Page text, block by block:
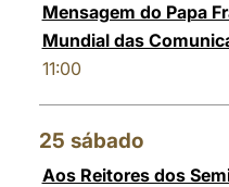
Mensagem do Papa
Mundial das
11:00
25 sábado
Aos Reitores dos